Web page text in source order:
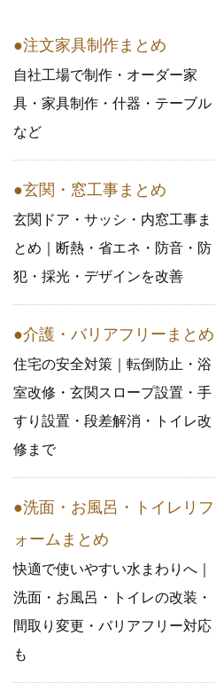
●注文家具制作まとめ
自社工場で制作・オーダー家
具・家具制作・什器・テーブル
など
●玄関・窓工事まとめ
玄関ドア・サッシ・内窓工事ま
とめ｜断熱・省エネ・防音・防
犯・採光・デザインを改善
●介護・バリアフリーまとめ
住宅の安全対策｜転倒防止・浴
室改修・玄関スロープ設置・手
すり設置・段差解消・トイレ改
修まで
●洗面・お風呂・トイレリフ
ォームまとめ
快適で使いやすい水まわりへ｜
洗面・お風呂・トイレの改装・
間取り変更・バリアフリー対応
も